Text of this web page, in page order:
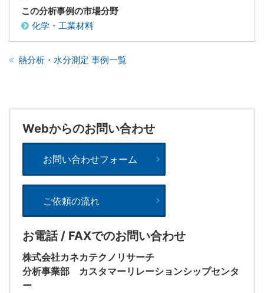
この分析事例の市場分野
化学・工業材料
熱分析・水分測定 事例一覧
Webからのお問い合わせ
お問い合わせフォーム
ご依頼の流れ
お電話 / FAXでのお問い合わせ
株式会社カネカテクノリサーチ
分析事業部 カスタマーリレーションシップセンタ
ー